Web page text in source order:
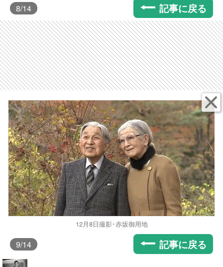
8/14 記事に戻る
12月8日撮影･赤坂御用地
9/14 記事に戻る